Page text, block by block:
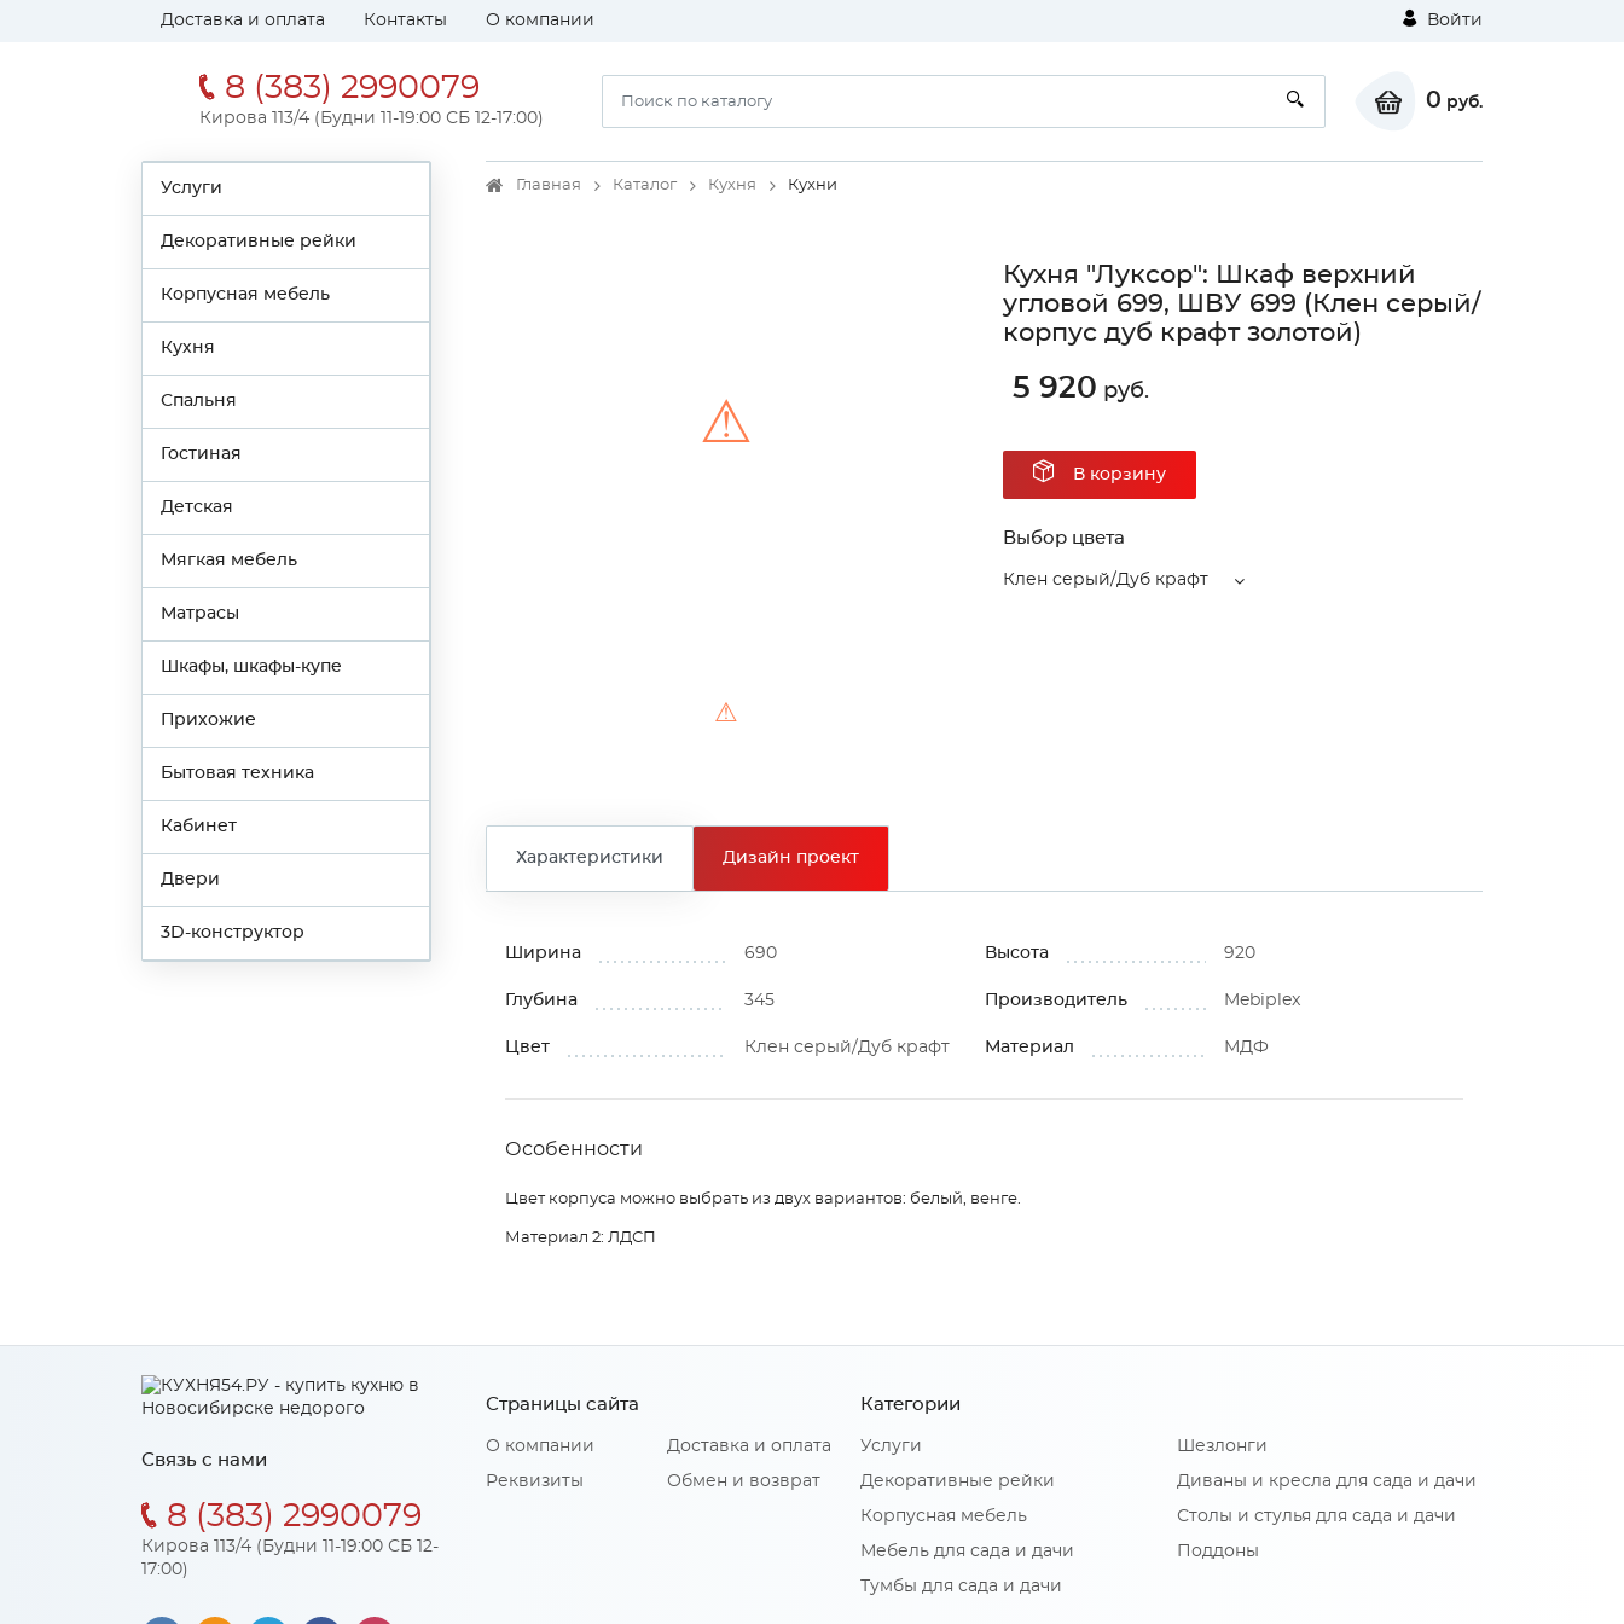
Доставка и оплата Контакты О компании Войти
8 (383) 2990079
Кирова 113/4 (Будни 11-19:00 СБ 12-17:00)
0 руб.
Услуги
Декоративные рейки
Корпусная мебель
Кухня
Спальня
Гостиная
Детская
Мягкая мебель
Матрасы
Шкафы, шкафы-купе
Прихожие
Бытовая техника
Кабинет
Двери
3D-конструктор
Главная Каталог Кухня Кухни
⚠
⚠
Кухня "Луксор": Шкаф верхний
угловой 699, ШВУ 699 (Клен серый/
корпус дуб крафт золотой)
5 920 руб.
В корзину
Выбор цвета
Клен серый/Дуб крафт
Характеристики Дизайн проект
Ширина 690 Высота 920
Глубина 345 Производитель Mebiрlex
Цвет Клен серый/Дуб крафт Материал МДФ
Особенности
Цвет корпуса можно выбрать из двух вариантов: белый, венге.
Материал 2: ЛДСП
Связь с нами
8 (383) 2990079
Кирова 113/4 (Будни 11-19:00 СБ 12-
17:00)
Страницы сайта
О компании
Реквизиты
Доставка и оплата
Обмен и возврат
Категории
Услуги
Декоративные рейки
Корпусная мебель
Мебель для сада и дачи
Тумбы для сада и дачи
Шезлонги
Диваны и кресла для сада и дачи
Столы и стулья для сада и дачи
Поддоны